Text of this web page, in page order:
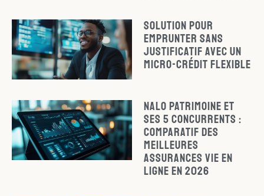
Solution pour
emprunter sans
justificatif avec un
micro-crédit flexible
Nalo Patrimoine et
ses 5 concurrents :
Comparatif des
meilleures
assurances vie en
ligne en 2026